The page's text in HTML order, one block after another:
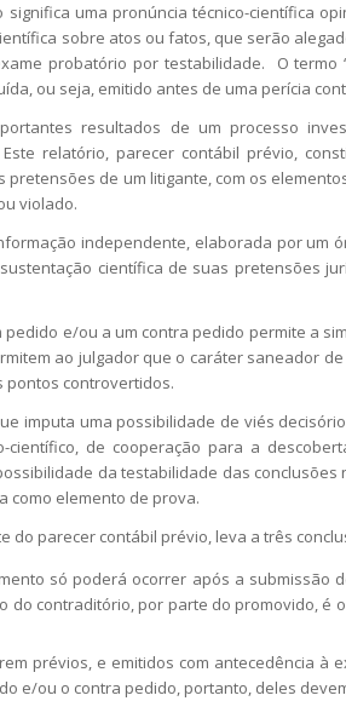
uma pronúncia técnico-científica
sobre atos ou fatos, que serão
probatório por testabilidade. O termo
ou seja, emitido antes de uma perícia
resultados de um processo
relatório, parecer contábil prévio,
de um litigante, com os
violado.
independente, elaborada por um
científica de suas pretensões
e/ou a um contra pedido permite a
ao julgador que o caráter saneador
pontos controvertidos.
imputa uma possibilidade de viés
científico, de cooperação para a
da testabilidade das
como elemento de prova.
parecer contábil prévio, leva a três
só poderá ocorrer após a submissão
do contraditório, por parte do promovido, é
prévios, e emitidos com antecedência à
e/ou o contra pedido, portanto, deles